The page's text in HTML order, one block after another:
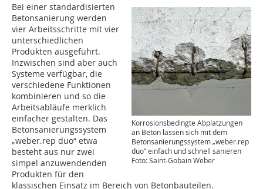
Korrosionsbedingte Abplatzungen
an Beton lassen sich mit dem
Betonsanierungssystem „weber.rep
duo“ einfach und schnell sanieren
Foto: Saint-Gobain Weber
Bei einer standardisierten
Betonsanierung werden
vier Arbeitsschritte mit vier
unterschiedlichen
Produkten ausgeführt.
Inzwischen sind aber auch
Systeme verfügbar, die
verschiedene Funktionen
kombinieren und so die
Arbeitsabläufe merklich
einfacher gestalten. Das
Betonsanierungssystem
„weber.rep duo“ etwa
besteht aus nur zwei
simpel anzuwendenden
Produkten für den
klassischen Einsatz im Bereich von Betonbauteilen.